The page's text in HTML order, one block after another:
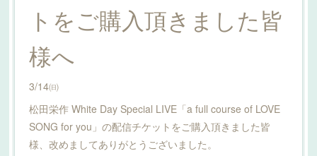
トをご購入頂きました皆
様へ
3/14㈰
松田栄作 White Day Special LIVE「a full course of LOVE
SONG for you」の配信チケットをご購入頂きました皆
様、改めましてありがとうございました。